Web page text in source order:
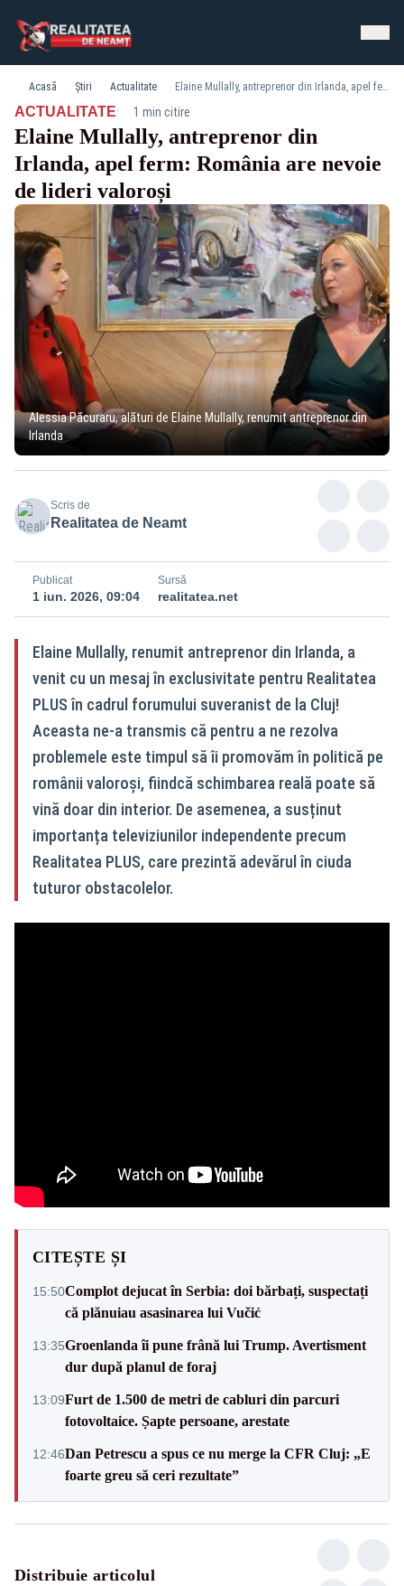
Acasă Știri Actualitate Elaine Mullally, antreprenor din Irlanda, apel ferm: România are nevoie de lideri valoroși
ACTUALITATE· 1 min citire
Elaine Mullally, antreprenor din
Irlanda, apel ferm: România are nevoie
de lideri valoroși
Alessia Păcuraru, alături de Elaine Mullally, renumit antreprenor din
Irlanda
Scris de
Realitatea de Neamt
Publicat
1 iun. 2026, 09:04
Sursă
realitatea.net
Elaine Mullally, renumit antreprenor din Irlanda, a
venit cu un mesaj în exclusivitate pentru Realitatea
PLUS în cadrul forumului suveranist de la Cluj!
Aceasta ne-a transmis că pentru a ne rezolva
problemele este timpul să îi promovăm în politică pe
românii valoroși, fiindcă schimbarea reală poate să
vină doar din interior. De asemenea, a susținut
importanța televiziunilor independente precum
Realitatea PLUS, care prezintă adevărul în ciuda
tuturor obstacolelor.
CITEȘTE ȘI
15:50Complot dejucat în Serbia: doi bărbați, suspectați
că plănuiau asasinarea lui Vučić
13:35Groenlanda îi pune frână lui Trump. Avertisment
dur după planul de foraj
13:09Furt de 1.500 de metri de cabluri din parcuri
fotovoltaice. Șapte persoane, arestate
12:46Dan Petrescu a spus ce nu merge la CFR Cluj: „E
foarte greu să ceri rezultate”
Distribuie articolul